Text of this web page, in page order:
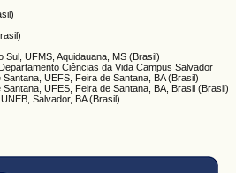
Sul, UFMS, Aquidauana, MS (Brasil)
Ciências da Vida Campus Salvador
Santana, UEFS, Feira de Santana, BA (Brasil)
Santana, UFES, Feira de Santana, BA, Brasil (Brasil)
Salvador, BA (Brasil)